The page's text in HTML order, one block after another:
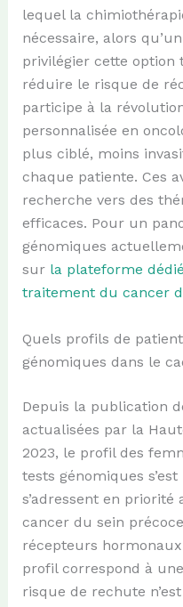
lequel la
nécessaire, alors
privilégier cette option
réduire le risque de
participe à la
personnalisée en
plus ciblé, moins
chaque patiente. Ces
recherche vers des
efficaces. Pour un
génomiques
sur la plateforme
traitement du cancer
Quels profils de
génomiques dans le
Depuis la publication
actualisées par la
2023, le profil des
tests génomiques
s’adressent en
cancer du sein
récepteurs hormonaux
profil correspond à
risque de rechute